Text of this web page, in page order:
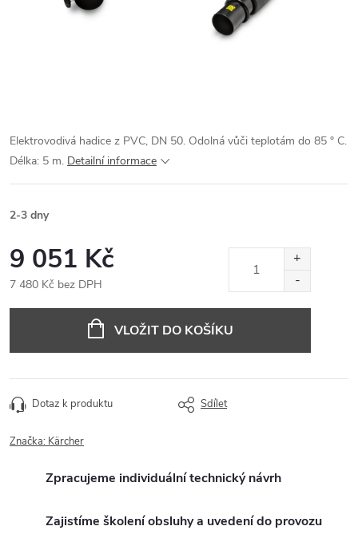
Elektrovodivá hadice z PVC, DN 50. Odolná vůči teplotám do 85 ° C.
Délka: 5 m. Detailní informace
2-3 dny
9 051 Kč
7 480 Kč bez DPH
VLOŽIT DO KOŠÍKU
Dotaz k produktu Sdílet
Značka: Kärcher
Zpracujeme individuální technický návrh
Zajistíme školení obsluhy a uvedení do provozu